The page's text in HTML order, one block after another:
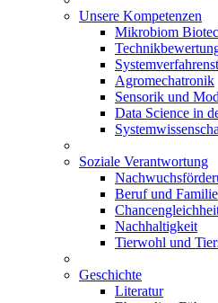
Unsere Kompetenzen
Mikrobiom
Agromechatronik
Sensorik und
Data Science in
Soziale Verantwortung
Beruf und Familie
Nachhaltigkeit
Tierwohl und
Geschichte
Literatur